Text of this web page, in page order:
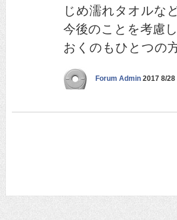
じめ濡れタオルな
今後のことを考慮
おくのもひとつの
Forum Admin 2017 8/28